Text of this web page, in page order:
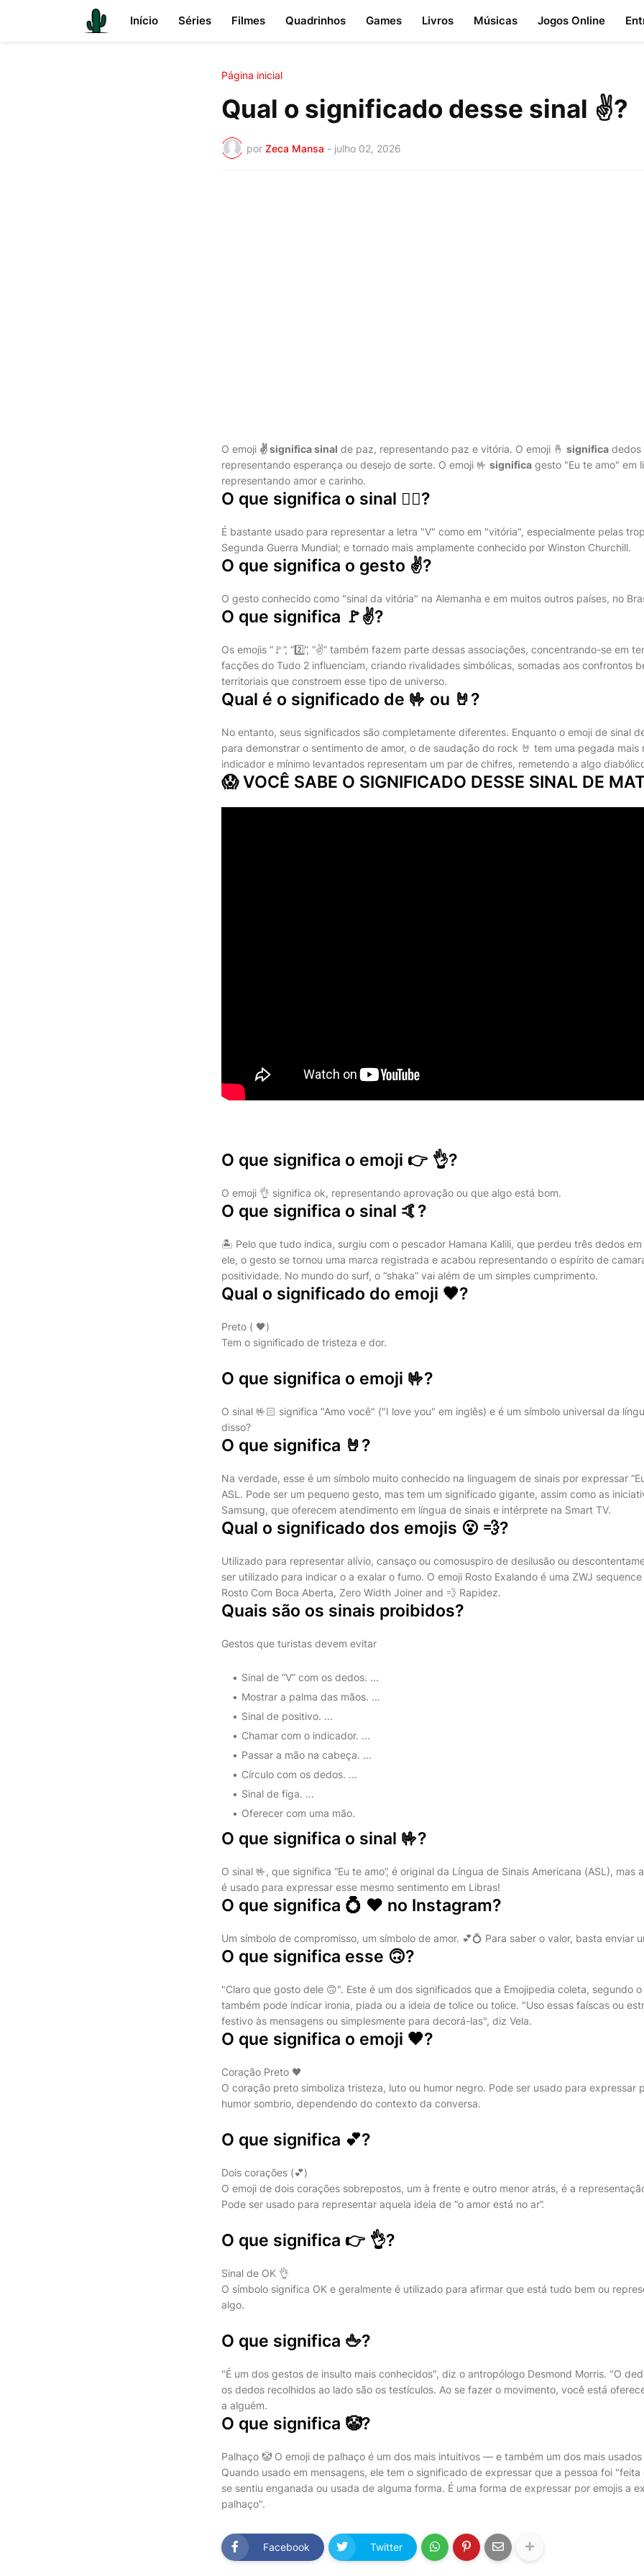
Início Séries Filmes Quadrinhos Games Livros Músicas Jogos Online
Página inicial
Qual o significado desse sinal ✌?
por Zeca Mansa - julho 02, 2026
O emoji ✌ significa sinal de paz, representando paz e vitória. O emoji 🤞 significa dedos
representando esperança ou desejo de sorte. O emoji 🤟 significa gesto "Eu te amo" em
representando amor e carinho.
O que significa o sinal ✌🏻?
É bastante usado para representar a letra "V" como em "vitória", especialmente pelas
Segunda Guerra Mundial; e tornado mais amplamente conhecido por Winston Churchill.
O que significa o gesto ✌?
O gesto conhecido como "sinal da vitória" na Alemanha e em muitos outros países, no
O que significa 🚩✌?
Os emojis “🚩”, “2️⃣”, “✌” também fazem parte dessas associações, concentrando-se em
facções do Tudo 2 influenciam, criando rivalidades simbólicas, somadas aos confrontos
territoriais que constroem esse tipo de universo.
Qual é o significado de 🤟 ou 🤘?
No entanto, seus significados são completamente diferentes. Enquanto o emoji de sinal
para demonstrar o sentimento de amor, o de saudação do rock 🤘 tem uma pegada mais
indicador e mínimo levantados representam um par de chifres, remetendo a algo
😱 VOCÊ SABE O SIGNIFICADO DESSE SINAL DE
O que significa o emoji 👉 👌?
O emoji 👌 significa ok, representando aprovação ou que algo está bom.
O que significa o sinal 🤙?
🏝️ Pelo que tudo indica, surgiu com o pescador Hamana Kalili, que perdeu três dedos
ele, o gesto se tornou uma marca registrada e acabou representando o espírito de
positividade. No mundo do surf, o “shaka” vai além de um simples cumprimento.
Qual o significado do emoji 🖤?
Preto ( 🖤)
Tem o significado de tristeza e dor.
O que significa o emoji 🤟?
O sinal 🤟🏻 significa "Amo você" ("I love you" em inglês) e é um símbolo universal da
disso?
O que significa 🤘?
Na verdade, esse é um símbolo muito conhecido na linguagem de sinais por expressar
ASL. Pode ser um pequeno gesto, mas tem um significado gigante, assim como as
Samsung, que oferecem atendimento em língua de sinais e intérprete na Smart TV.
Qual o significado dos emojis 😮 💨?
Utilizado para representar alívio, cansaço ou comosuspiro de desilusão ou
ser utilizado para indicar o a exalar o fumo. O emoji Rosto Exalando é uma ZWJ
Rosto Com Boca Aberta, Zero Width Joiner and 💨 Rapidez.
Quais são os sinais proibidos?
Gestos que turistas devem evitar
Sinal de “V” com os dedos. ...
Mostrar a palma das mãos. ...
Sinal de positivo. ...
Chamar com o indicador. ...
Passar a mão na cabeça. ...
Círculo com os dedos. ...
Sinal de figa. ...
Oferecer com uma mão.
O que significa o sinal 🤟?
O sinal 🤟, que significa “Eu te amo”, é original da Língua de Sinais Americana (ASL), mas
é usado para expressar esse mesmo sentimento em Libras!
O que significa 💍 ❤ no Instagram?
Um símbolo de compromisso, um símbolo de amor. 💕💍 Para saber o valor, basta enviar
O que significa esse 🙃?
"Claro que gosto dele 🙃". Este é um dos significados que a Emojipedia coleta, segundo
também pode indicar ironia, piada ou a ideia de tolice ou tolice. "Uso essas faíscas ou
festivo às mensagens ou simplesmente para decorá-las", diz Vela.
O que significa o emoji 🖤?
Coração Preto 🖤
O coração preto simboliza tristeza, luto ou humor negro. Pode ser usado para expressar
humor sombrio, dependendo do contexto da conversa.
O que significa 💕?
Dois corações (💕)
O emoji de dois corações sobrepostos, um à frente e outro menor atrás, é a
Pode ser usado para representar aquela ideia de “o amor está no ar”.
O que significa 👉 👌?
Sinal de OK 👌
O símbolo significa OK e geralmente é utilizado para afirmar que está tudo bem ou
algo.
O que significa 🖕?
"É um dos gestos de insulto mais conhecidos", diz o antropólogo Desmond Morris. "O
os dedos recolhidos ao lado são os testículos. Ao se fazer o movimento, você está
a alguém.
O que significa 🤡?
Palhaço 🤡 O emoji de palhaço é um dos mais intuitivos — e também um dos mais
Quando usado em mensagens, ele tem o significado de expressar que a pessoa foi "feita
se sentiu enganada ou usada de alguma forma. É uma forma de expressar por emojis a
palhaço".
Facebook Twitter